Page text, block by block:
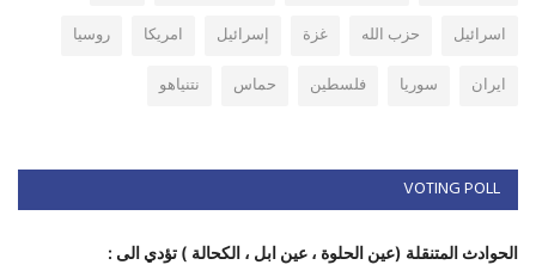
اسرائيل
حزب الله غزة إسرائيل امريكا
روسيا
ايران
سوريا فلسطين حماس نتنياهو
VOTING POLL
الحوادث المتنقلة (عين الحلوة ، عين ابل ، الكحالة ) تؤدي الى :